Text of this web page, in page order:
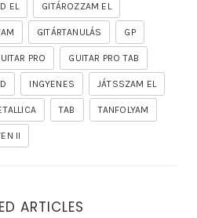
EL GITÁROZZAM EL
GITÁRTANULÁS GP
PRO GUITAR PRO TAB
INGYENES JÁTSSZAM EL
TAB TANFOLYAM
II
ARTICLES